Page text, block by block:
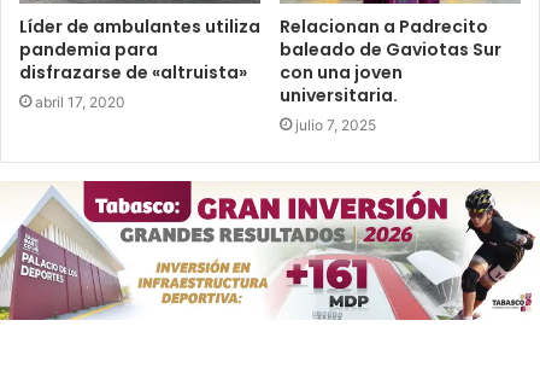
Líder de ambulantes utiliza
pandemia para
disfrazarse de «altruista»
abril 17, 2020
Relacionan a Padrecito
baleado de Gaviotas Sur
con una joven
universitaria.
julio 7, 2025